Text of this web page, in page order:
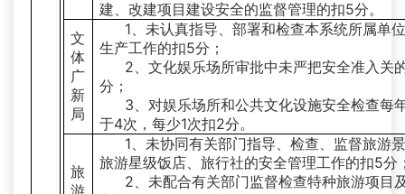
建、改建项目建设安全的监督管理的扣5分。
文
体
广
新
局
1、未认真指导、部署和检查本系统所属单
生产工作的扣5分；
2、文化娱乐场所审批中未严把安全准入关
分；
3、对娱乐场所和公共文化设施安全检查每
于4次，每少1次扣2分。
旅
1、未协同有关部门指导、检查、监督旅游
旅游星级饭店、旅行社的安全管理工作的扣5分
2、未配合有关部门监督检查特种旅游项目